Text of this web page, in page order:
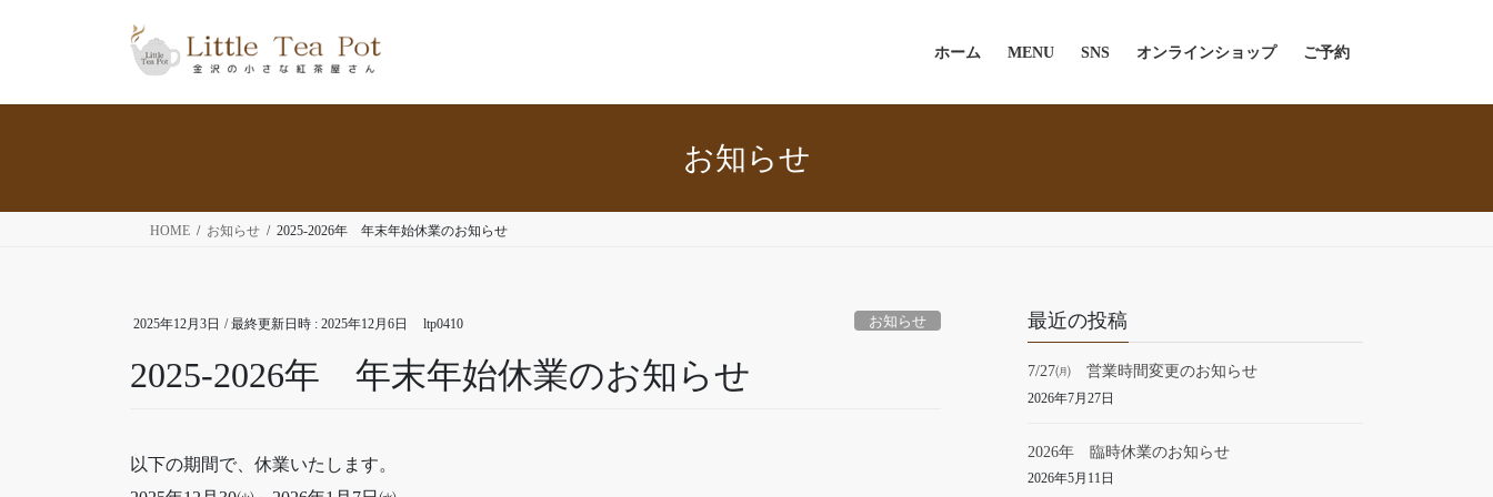
ホーム MENU SNS オンラインショップ ご予約
お知らせ
HOME お知らせ 2025-2026年 年末年始休業のお知らせ
2025年12月3日 / 最終更新日時 : 2025年12月6日 ltp0410 お知らせ
2025-2026年 年末年始休業のお知らせ
以下の期間で、休業いたします。
最近の投稿
7/27㈪ 営業時間変更のお知らせ
2026年7月27日
2026年 臨時休業のお知らせ
2026年5月11日